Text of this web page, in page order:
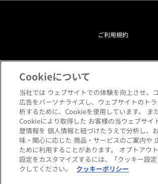
Copyright © HANKYU HOME STYLING Co.,LTD
ご利用規約
プライバシーポリシー
クッキーポリシー
閲覧環境について
サイトマップ
Cookieについて
当社では ウェブサイトでの体験を向上させ、
広告をパーソナライズし、ウェブサイトのト
析するために、Cookieを使用しています。 ま
Cookieにより取得した お客様の当ウェブサイ
歴情報を 個人情報と紐づけたうえで分析し、
味・関心に応じた 商品・サービスのご案内や
ために利用することがあります。 オプトアウ
設定をカスタマイズするには、「クッキー設
クしてください。
クッキーポリシー